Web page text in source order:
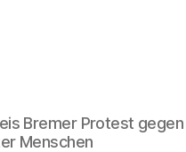
Bremer Protest
Menschen